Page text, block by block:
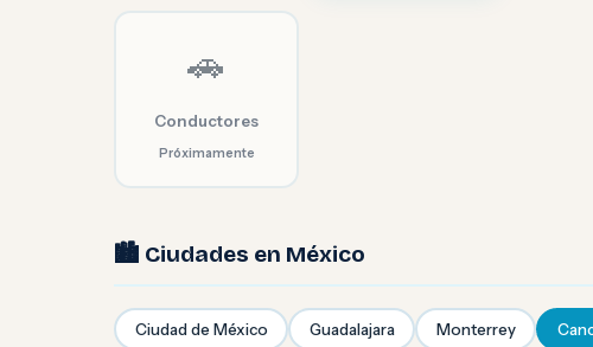
🚗
Conductores
Próximamente
🏙️ Ciudades en México
Ciudad de México Guadalajara Monterrey